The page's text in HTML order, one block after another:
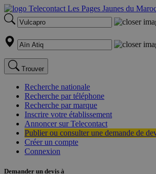
Trouver
Recherche nationale
Recherche par téléphone
Recherche par marque
Inscrire votre établissement
Annoncer sur Telecontact
Publier ou consulter une demande de
Créer un compte
Connexion
Demander un devis à